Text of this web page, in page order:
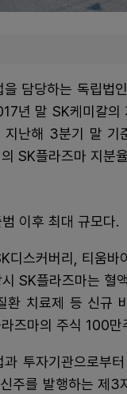
담당하는 독립법
년 말 SK케미칼
난해 3분기 말 기
SK플라즈마 지분
이후 최대 규모다.
스커버리, 티움
SK플라즈마는 혈
치료제 등 신규
즈마의 주식 100
투자기관으로부
주를 발행하는 제3